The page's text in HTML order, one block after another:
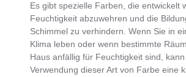
Es gibtspezielle Farben, die entwickelt
Feuchtigkeit abzuwehren und die
Schimmel zu verhindern. Wenn Sie in
Klima leben oder wenn bestimmte
Haus anfällig für Feuchtigkeit sind, kann
Verwendung dieser Art von Farbe eine